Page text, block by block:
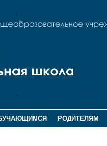
РОДИТЕЛЯМ